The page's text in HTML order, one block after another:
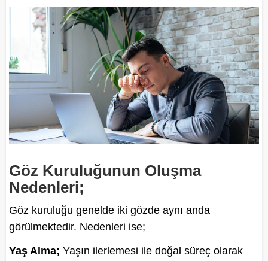
Göz Kuruluğunun Oluşma
Nedenleri;
Göz kuruluğu genelde iki gözde aynı anda
görülmektedir. Nedenleri ise;
Yaş Alma; Yaşın ilerlemesi ile doğal süreç olarak